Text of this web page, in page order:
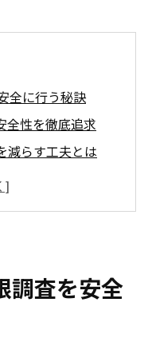
全に行う秘訣
全性を徹底追求
減らす工夫とは
時の注意点解説
険作業を不要に
性の違い
調査を安全